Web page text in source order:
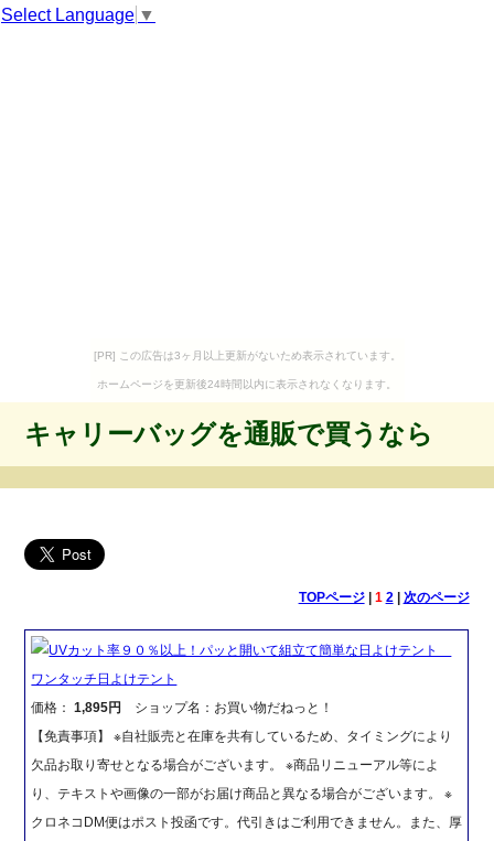
Select Language ▼
[PR] この広告は3ヶ月以上更新がないため表示されています。
ホームページを更新後24時間以内に表示されなくなります。
キャリーバッグを通販で買うなら
TOPページ| 1 2| 次のページ
UVカット率９０％以上！パッと開いて組立て簡単な日よけテント
ワンタッチ日よけテント
価格：1,895円
ショップ名：お買い物だねっと！
【免責事項】 ※自社販売と在庫を共有しているため、タイミングにより
欠品お取り寄せとなる場合がございます。 ※商品リニューアル等によ
り、テキストや画像の一部がお届け商品と異なる場合がございます。 ※
クロネコDM便はポスト投函です。代引きはご利用できません。また、厚